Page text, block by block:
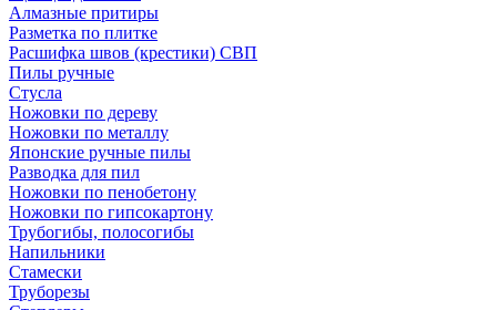
Алмазные притиры
Разметка по плитке
Расшифка швов (крестики) СВП
Пилы ручные
Стусла
Ножовки по дереву
Ножовки по металлу
Японские ручные пилы
Разводка для пил
Ножовки по пенобетону
Ножовки по гипсокартону
Трубогибы, полосогибы
Напильники
Стамески
Труборезы